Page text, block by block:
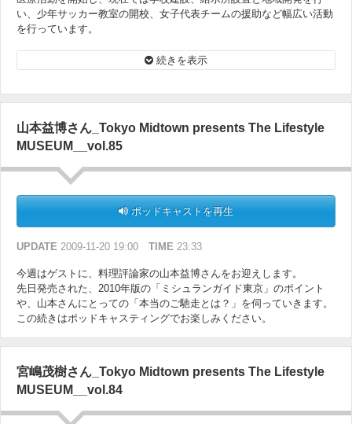
い、少年サッカー教室の開校、女子代表チームの援助など幅広い活動
を行っています。
この続きはポッドキャスティングでお楽しみください。
続きを表示
山本益博さん_Tokyo Midtown presents The Lifestyle
MUSEUM__vol.85
ポッドキャストを再生
UPDATE 2009-11-20 19:00 TIME 23:33
今週はゲストに、料理評論家の山本益博さんをお迎えします。
先日発売された、2010年版の「ミシュランガイド東京」のポイント
や、山本さんにとっての「本当のご馳走とは？」を伺っていきます。
この続きはポッドキャスティングでお楽しみください。
宮嶋茂樹さん_Tokyo Midtown presents The Lifestyle
MUSEUM__vol.84